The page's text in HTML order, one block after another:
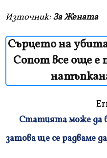
Източник:За Жената
Сърцето на
Сопот все още е
и
Статията може да
затова ще се радваме